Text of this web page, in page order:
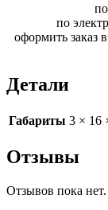
по
оформить заказ
Детали
Габариты 3 × 16
Отзывы
Отзывов пока нет.